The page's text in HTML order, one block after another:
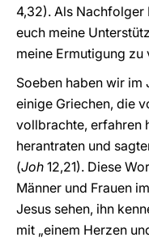
4,32). Als Nachfolger
euch meine
meine Ermutigung zu
Soeben haben wir
einige Griechen, die
vollbrachte, erfahren
herantraten und
(Joh 12,21). Diese
Männer und Frauen
Jesus sehen, ihn
mit „einem Herzen